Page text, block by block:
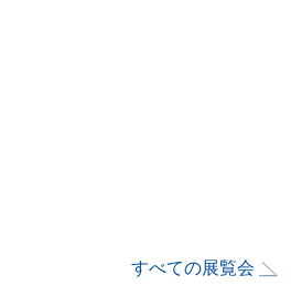
すべての展覧会